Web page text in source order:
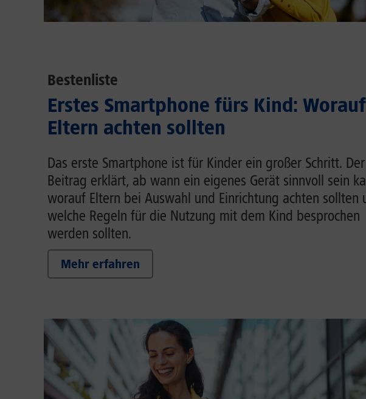
Bestenliste
Erstes Smartphone fürs Kind: Worauf
Eltern achten sollten
Das erste Smartphone ist für Kinder ein großer Schritt. Der
Beitrag erklärt, ab wann ein eigenes Gerät sinnvoll sein
worauf Eltern bei Auswahl und Einrichtung achten sollten
welche Regeln für die Nutzung mit dem Kind besprochen
werden sollten.
Mehr erfahren